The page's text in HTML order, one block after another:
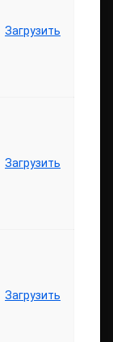
Загрузить
Загрузить
Загрузить